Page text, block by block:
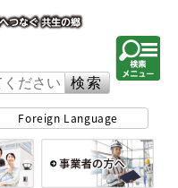
Foreign Language